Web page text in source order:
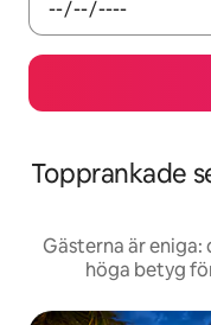
Topprankade
Gästerna är eniga:
höga betyg